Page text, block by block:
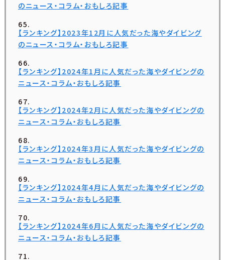
のニュース・コラム・おもしろ記事
【ランキング】2023年12月に人気だった海やダイビング
のニュース・コラム・おもしろ記事
【ランキング】2024年1月に人気だった海やダイビングの
ニュース・コラム・おもしろ記事
【ランキング】2024年2月に人気だった海やダイビングの
ニュース・コラム・おもしろ記事
【ランキング】2024年3月に人気だった海やダイビングの
ニュース・コラム・おもしろ記事
【ランキング】2024年4月に人気だった海やダイビングの
ニュース・コラム・おもしろ記事
【ランキング】2024年6月に人気だった海やダイビングの
ニュース・コラム・おもしろ記事